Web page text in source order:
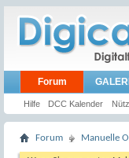
Forum
Hilfe DCC Kalender
Forum Manuelle